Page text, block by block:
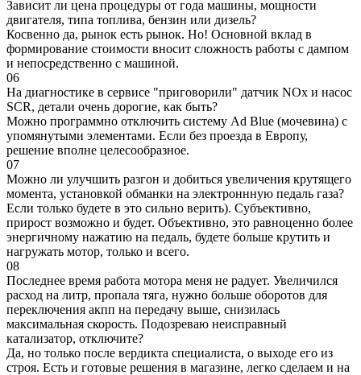
Зависит ли цена процедуры от года машины, мощности
двигателя, типа топлива, бензин или дизель?
Косвенно да, рынок есть рынок. Но! Основной вклад в
формирование стоимости вносит сложность работы с дампом
и непосредственно с машиной.
06
На диагностике в сервисе "приговорили" датчик NOx и насос
SCR, детали очень дорогие, как быть?
Можно программно отключить систему Ad Blue (мочевина) с
упомянутыми элементами. Если без проезда в Европу,
решение вполне целесообразное.
07
Можно ли улучшить разгон и добиться увеличения крутящего
момента, установкой обманки на электроннную педаль газа?
Если только будете в это сильно верить). Субъективно,
прирост возможно и будет. Объективно, это равноценно более
энергичному нажатию на педаль, будете больше крутить и
нагружать мотор, только и всего.
08
Последнее время работа мотора меня не радует. Увеличился
расход на литр, пропала тяга, нужно больше оборотов для
переключения акпп на передачу выше, снизилась
максимальная скорость. Подозреваю неисправный
катализатор, отключите?
Да, но только после вердикта специалиста, о выходе его из
строя. Есть и готовые решения в магазине, легко сделаем и на